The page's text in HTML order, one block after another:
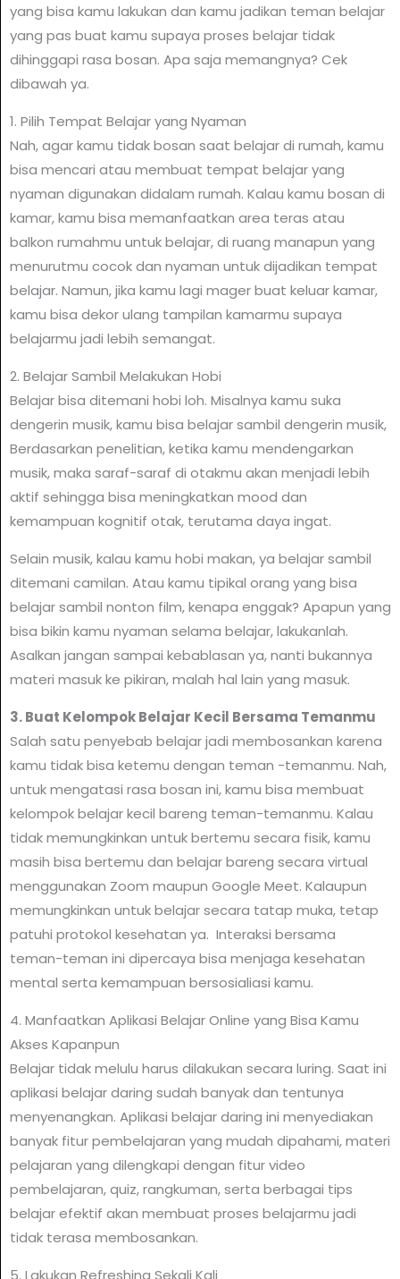
yang bisa kamu lakukan dan kamu jadikan teman belajar
yang pas buat kamu supaya proses belajar tidak
dihinggapi rasa bosan. Apa saja memangnya? Cek
dibawah ya.
1. Pilih Tempat Belajar yang Nyaman
Nah, agar kamu tidak bosan saat belajar di rumah, kamu
bisa mencari atau membuat tempat belajar yang
nyaman digunakan didalam rumah. Kalau kamu bosan di
kamar, kamu bisa memanfaatkan area teras atau
balkon rumahmu untuk belajar, di ruang manapun yang
menurutmu cocok dan nyaman untuk dijadikan tempat
belajar. Namun, jika kamu lagi mager buat keluar kamar,
kamu bisa dekor ulang tampilan kamarmu supaya
belajarmu jadi lebih semangat.
2. Belajar Sambil Melakukan Hobi
Belajar bisa ditemani hobi loh. Misalnya kamu suka
dengerin musik, kamu bisa belajar sambil dengerin musik,
Berdasarkan penelitian, ketika kamu mendengarkan
musik, maka saraf-saraf di otakmu akan menjadi lebih
aktif sehingga bisa meningkatkan mood dan
kemampuan kognitif otak, terutama daya ingat.
Selain musik, kalau kamu hobi makan, ya belajar sambil
ditemani camilan. Atau kamu tipikal orang yang bisa
belajar sambil nonton film, kenapa enggak? Apapun yang
bisa bikin kamu nyaman selama belajar, lakukanlah.
Asalkan jangan sampai kebablasan ya, nanti bukannya
materi masuk ke pikiran, malah hal lain yang masuk.
3. Buat Kelompok Belajar Kecil Bersama Temanmu
Salah satu penyebab belajar jadi membosankan karena
kamu tidak bisa ketemu dengan teman -temanmu. Nah,
untuk mengatasi rasa bosan ini, kamu bisa membuat
kelompok belajar kecil bareng teman-temanmu. Kalau
tidak memungkinkan untuk bertemu secara fisik, kamu
masih bisa bertemu dan belajar bareng secara virtual
menggunakan Zoom maupun Google Meet. Kalaupun
memungkinkan untuk belajar secara tatap muka, tetap
patuhi protokol kesehatan ya. Interaksi bersama
teman-teman ini dipercaya bisa menjaga kesehatan
mental serta kemampuan bersosialiasi kamu.
4. Manfaatkan Aplikasi Belajar Online yang Bisa Kamu
Akses Kapanpun
Belajar tidak melulu harus dilakukan secara luring. Saat ini
aplikasi belajar daring sudah banyak dan tentunya
menyenangkan. Aplikasi belajar daring ini menyediakan
banyak fitur pembelajaran yang mudah dipahami, materi
pelajaran yang dilengkapi dengan fitur video
pembelajaran, quiz, rangkuman, serta berbagai tips
belajar efektif akan membuat proses belajarmu jadi
tidak terasa membosankan.
5. Lakukan Refreshing Sekali Kali